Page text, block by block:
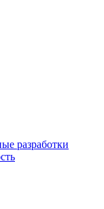
разработки